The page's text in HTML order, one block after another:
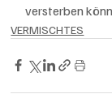
versterben
VERMISCHTES